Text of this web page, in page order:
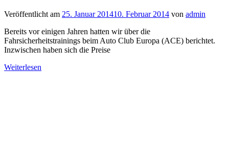
Veröffentlicht am 25. Januar 201410. Februar 2014 von admin
Bereits vor einigen Jahren hatten wir über die
Fahrsicherheitstrainings beim Auto Club Europa (ACE) berichtet.
Inzwischen haben sich die Preise
Weiterlesen